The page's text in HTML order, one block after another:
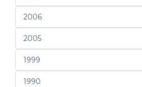
2006
2005
1999
1990